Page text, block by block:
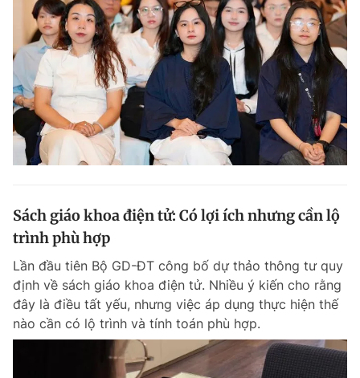
Sách giáo khoa điện tử: Có lợi ích nhưng cần lộ
trình phù hợp
Lần đầu tiên Bộ GD-ĐT công bố dự thảo thông tư quy
định về sách giáo khoa điện tử. Nhiều ý kiến cho rằng
đây là điều tất yếu, nhưng việc áp dụng thực hiện thế
nào cần có lộ trình và tính toán phù hợp.